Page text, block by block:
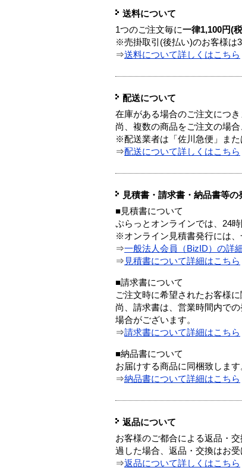
送料について
1つのご注文毎に一律1,100円(
※売掛取引(後払い)のお客様は
⇒送料について詳しくはこちら
配送について
在庫がある場合のご注文につ
尚、複数の商品をご注文の場
※配送業者は「佐川急便」ま
⇒配送について詳しくはこちら
見積書・請求書・納品書等の
■見積書について
ぷらっとオンラインでは、24
※オンライン見積書発行には、
⇒一般法人会員（BizID）の詳
⇒ 見積書について詳細はこちら
■請求書について
ご注文時に希望されたお客様
尚、請求書は、営業時間内で
場合がございます。
⇒請求書について詳細はこちら
■納品書について
お届けする商品に同梱致します
⇒納品書について詳細はこちら
返品について
お客様のご都合による返品・
過した場合、返品・交換はお受
⇒返品について詳しくはこちら